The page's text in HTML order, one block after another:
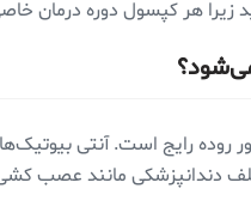
زیرا هر کپسول دوره درمان
روده رایج است. آنتی
دندانپزشکی مانند عصب کشی